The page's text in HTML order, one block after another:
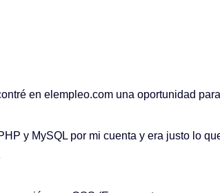
en elempleo.com una oportunidad
y MySQL por mi cuenta y era justo lo